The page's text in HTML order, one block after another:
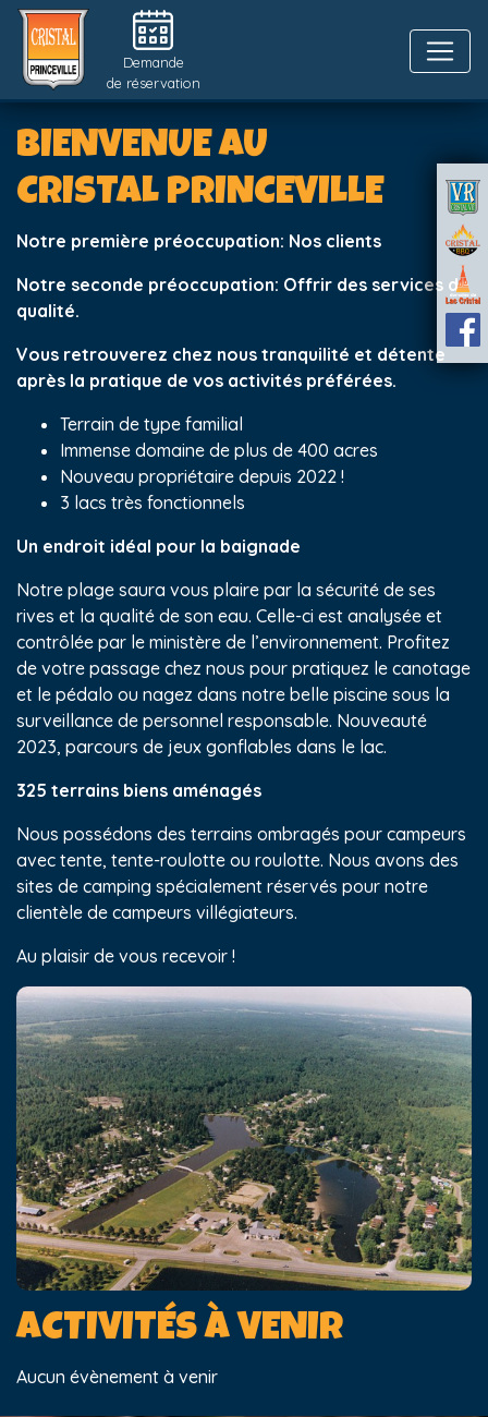
Demande
de réservation
BIENVENUE AU
CRISTAL PRINCEVILLE
Notre première préoccupation: Nos clients
Notre seconde préoccupation: Offrir des services de
qualité.
Vous retrouverez chez nous tranquilité et détente
après la pratique de vos activités préférées.
Terrain de type familial
Immense domaine de plus de 400 acres
Nouveau propriétaire depuis 2022 !
3 lacs très fonctionnels
Un endroit idéal pour la baignade
Notre plage saura vous plaire par la sécurité de ses
rives et la qualité de son eau. Celle-ci est analysée et
contrôlée par le ministère de l’environnement. Profitez
de votre passage chez nous pour pratiquez le canotage
et le pédalo ou nagez dans notre belle piscine sous la
surveillance de personnel responsable. Nouveauté
2023, parcours de jeux gonflables dans le lac.
325 terrains biens aménagés
Nous possédons des terrains ombragés pour campeurs
avec tente, tente-roulotte ou roulotte. Nous avons des
sites de camping spécialement réservés pour notre
clientèle de campeurs villégiateurs.
Au plaisir de vous recevoir !
ACTIVITÉS À VENIR
Aucun évènement à venir